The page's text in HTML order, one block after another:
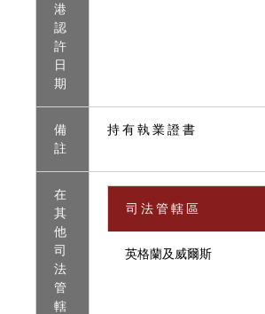
港
認
許
日
期
備
註
持 有 執 業 證 書
在
其
他
司
法
管
轄
司 法 管 轄 區
英格蘭及威爾斯